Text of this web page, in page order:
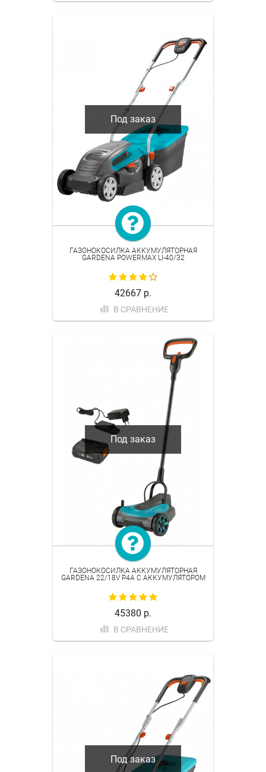
Под заказ
ГАЗОНОКОСИЛКА АККУМУЛЯТОРНАЯ
GARDENA POWERMAX LI-40/32
42667 р.
В СРАВНЕНИЕ
Под заказ
ГАЗОНОКОСИЛКА АККУМУЛЯТОРНАЯ
GARDENA 22/18V P4A С АККУМУЛЯТОРОМ
45380 р.
В СРАВНЕНИЕ
Под заказ